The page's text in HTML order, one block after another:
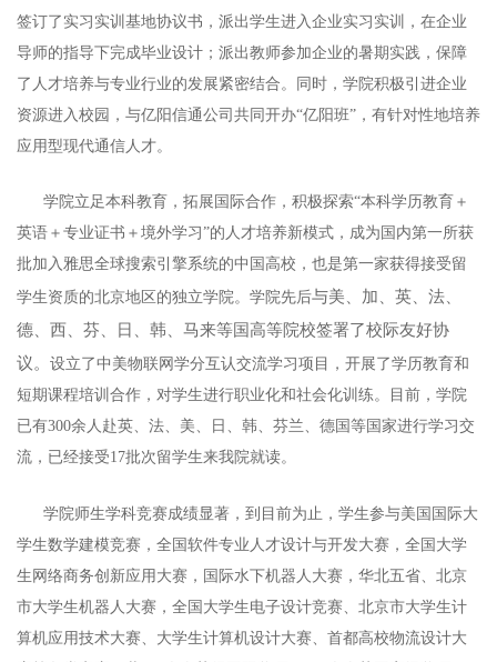
签订了实习实训基地协议书，派出学生进入企业实习实训，在企业
导师的指导下完成毕业设计；派出教师参加企业的暑期实践，保障
了人才培养与专业行业的发展紧密结合。同时，学院积极引进企业
资源进入校园，与亿阳信通公司共同开办“亿阳班”，有针对性地培养
应用型现代通信人才。
学院立足本科教育，拓展国际合作，积极探索“本科学历教育＋
英语＋专业证书＋境外学习”的人才培养新模式，成为国内第一所获
批加入雅思全球搜索引擎系统的中国高校，也是第一家获得接受留
学生资质的北京地区的独立学院。学院先后与美、 加、 英、法、
德、西、芬、日、韩、马来等国高等院校签署了校际友好协
议。 设立了中美物联网学分互认交流学习项目，开展了学历教育和
短期课程培训合作，对学生进行职业化和社会化训练。目前，学院
已有300余人赴英、法、美、日、韩、芬兰、德国等国家进行学习交
流，已经接受17批次留学生来我院就读。
学院师生学科竞赛成绩显著，到目前为止，学生参与美国国际大
学生数学建模竞赛，全国软件专业人才设计与开发大赛，全国大学
生网络商务创新应用大赛，国际水下机器人大赛，华北五省、北京
市大学生机器人大赛，全国大学生电子设计竞赛、北京市大学生计
算机应用技术大赛、大学生计算机设计大赛、首都高校物流设计大